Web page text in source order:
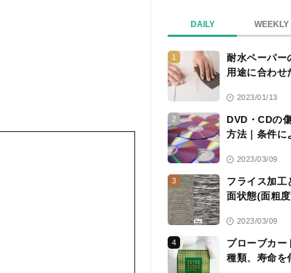
DAILY WEEKLY
1
耐水ペーパー
用途に合わせ
2023/01/13
2
DVD・CDの
方法｜条件に
2023/03/09
3
フライス加工
面状態(面粗
2023/03/09
4
プローブカー
種類、寿命を